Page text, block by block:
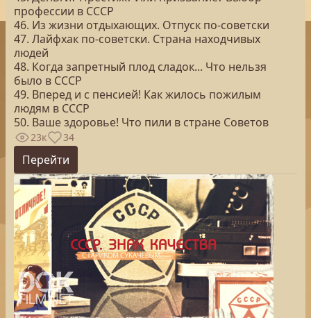
профессии в СССР
46. Из жизни отдыхающих. Отпуск по-советски
47. Лайфхак по-советски. Страна находчивых
людей
48. Когда запретный плод сладок... Что нельзя
было в СССР
49. Вперед и с пенсией! Как жилось пожилым
людям в СССР
50. Ваше здоровье! Что пили в стране Советов
23к 34
Перейти